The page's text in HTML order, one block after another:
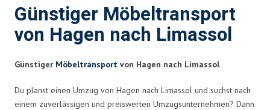
Günstiger Möbeltransport
von Hagen nach Limassol
Günstiger Möbeltransport von Hagen nach Limassol
Du planst einen Umzug von Hagen nach Limassol und suchst nach
einem zuverlässigen und preiswerten Umzugsunternehmen? Dann